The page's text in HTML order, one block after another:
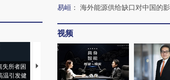
失所者困
温引发健
视线｜HYROX的吸金
术：是什么让中产们甘
马航飞行员跨国走私7
粒摇头丸 尿检体内含
易峘 ： 海外能源供给缺口对中国的
视频